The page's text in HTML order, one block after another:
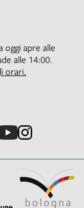
oggi apre alle
alle 14:00.
orari.